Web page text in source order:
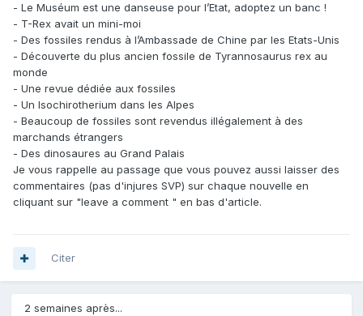
- Le Muséum est une danseuse pour l’Etat, adoptez un banc !
- T-Rex avait un mini-moi
- Des fossiles rendus à l’Ambassade de Chine par les Etats-Unis
- Découverte du plus ancien fossile de Tyrannosaurus rex au
monde
- Une revue dédiée aux fossiles
- Un Isochirotherium dans les Alpes
- Beaucoup de fossiles sont revendus illégalement à des
marchands étrangers
- Des dinosaures au Grand Palais
Je vous rappelle au passage que vous pouvez aussi laisser des
commentaires (pas d'injures SVP) sur chaque nouvelle en
cliquant sur "leave a comment " en bas d'article.
Citer
2 semaines après...